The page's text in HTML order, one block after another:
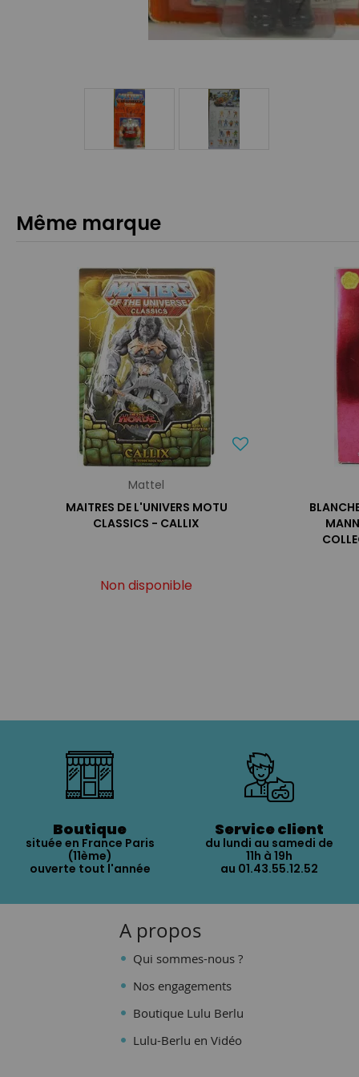
Même marque
Mattel
MAITRES DE L'UNIVERS MOTU
CLASSICS - CALLIX
Non disponible
Boutique
située en France Paris
(11ème)
ouverte tout l'année
Service client
du lundi au samedi de
11h à 19h
au 01.43.55.12.52
A propos
Qui sommes-nous ?
Nos engagements
Boutique Lulu Berlu
Lulu-Berlu en Vidéo